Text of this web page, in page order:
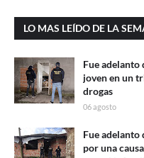
LO MAS LEÍDO DE LA
Fue adelanto
joven en un
drogas
06 agosto
Fue
por una